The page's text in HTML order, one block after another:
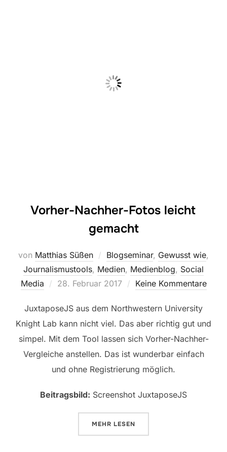
Vorher-Nachher-Fotos leicht
gemacht
von Matthias Süßen Blogseminar, Gewusst wie,
Journalismustools, Medien, Medienblog, Social
Media
Veröffentlicht
28. Februar 2017 Keine Kommentare
JuxtaposeJS aus dem Northwestern University
Knight Lab kann nicht viel. Das aber richtig gut und
simpel. Mit dem Tool lassen sich Vorher-Nachher-
Vergleiche anstellen. Das ist wunderbar einfach
und ohne Registrierung möglich.
Beitragsbild: Screenshot JuxtaposeJS
MEHR ÜBER „VORHER-NACHHER-
LESEN